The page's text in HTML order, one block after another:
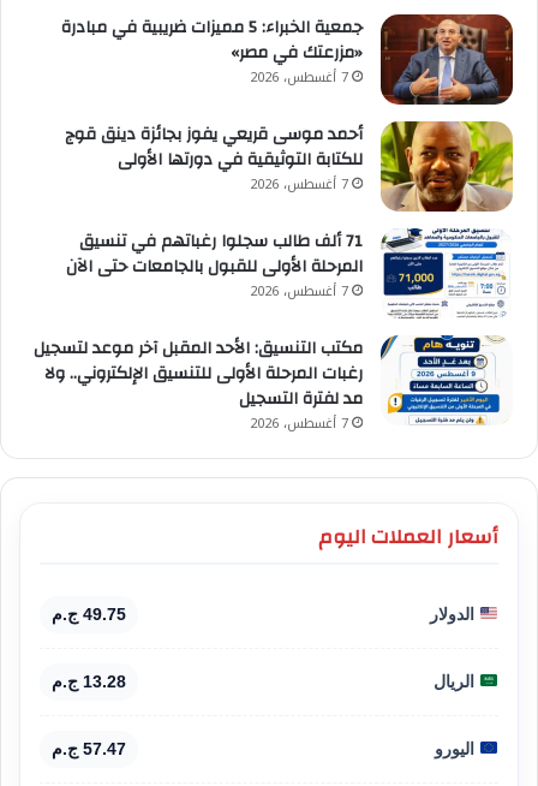
جمعية الخبراء: 5 مميزات ضريبية في مبادرة
«مزرعتك في مصر»
7 أغسطس، 2026
أحمد موسى قريعي يفوز بجائزة دينق قوج
للكتابة التوثيقية في دورتها الأولى
7 أغسطس، 2026
71 ألف طالب سجلوا رغباتهم في تنسيق
المرحلة الأولى للقبول بالجامعات حتى الآن
7 أغسطس، 2026
مكتب التنسيق: الأحد المقبل آخر موعد لتسجيل
رغبات المرحلة الأولى للتنسيق الإلكتروني.. ولا
مد لفترة التسجيل
7 أغسطس، 2026
أسعار العملات اليوم
الدولار 49.75 ج.م
الريال 13.28 ج.م
اليورو 57.47 ج.م